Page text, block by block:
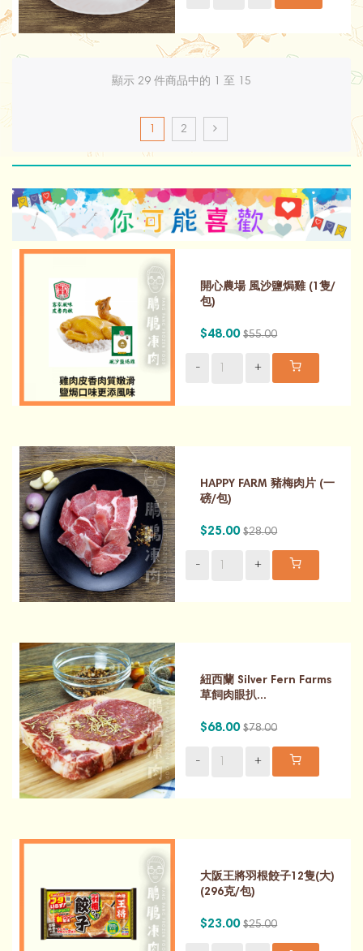
顯示 29 件商品中的 1 至 15
1 2
開心農場 風沙鹽焗雞 (1隻/
包)
$48.00 $55.00
- +
HAPPY FARM 豬梅肉片 (一
磅/包)
$25.00 $28.00
- +
紐西蘭 Silver Fern Farms
草飼肉眼扒...
$68.00 $78.00
- +
大阪王將羽根餃子12隻(大)
(296克/包)
$23.00 $25.00